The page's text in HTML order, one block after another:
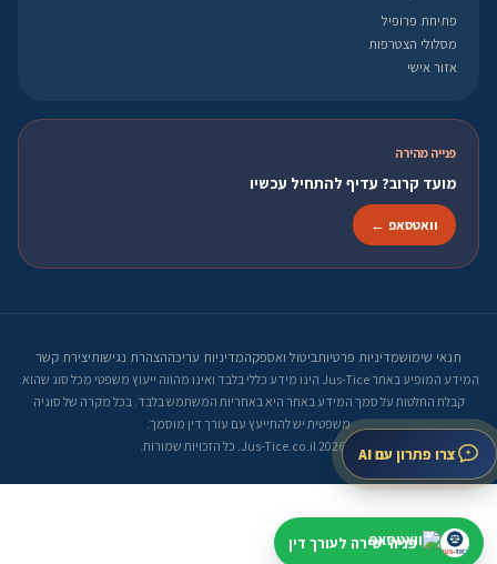
פתיחת פרופיל
מסלולי הצטרפות
אזור אישי
פנייה מהירה
מועד קרוב? עדיף להתחיל עכשיו
וואטסאפ ←
תנאי שימושמדיניות פרטיותביטול ואספקהמדיניות עריכההצהרת נגישותיצירת קשר
המידע המופיע באתר Jus-Tice הינו מידע כללי בלבד ואינו מהווה ייעוץ משפטי מכל סוג שהוא.
קבלת החלטות על סמך המידע באתר היא באחריות המשתמש בלבד. בכל מקרה של סוגיה
משפטית יש להתייעץ עם עורך דין מוסמך.
© 2026 Jus-Tice.co.il. כל הזכויות שמורות.
צרו פתרון עם AI
פניה ישירה לעורך דין